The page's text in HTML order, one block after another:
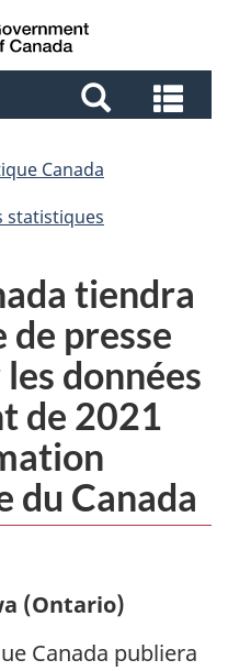
et
Canada
statistiques
tiendra
de presse
données
de 2021
du Canada
(Ontario)
Canada publiera